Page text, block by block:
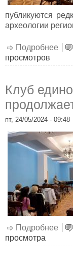
публикуются
археологии
Подробнее о
просмотров
Клуб
пт, 24/05/2024 - 09:48
Подробнее о
просмотра